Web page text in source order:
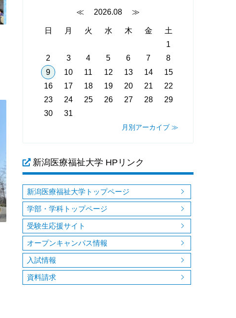
≪ 2026.08 ≫
日 月 火 水 木 金
土
1
2
3 4 5 6 7
8
9
10 11 12 13 14
15
16
17 18 19 20 21
22
23
24 25 26 27 28
29
30
31
月別アーカイブ ≫
新潟医療福祉大学 HPリンク
新潟医療福祉大学トップページ
学部・学科トップページ
受験生応援サイト
オープンキャンパス情報
入試情報
資料請求